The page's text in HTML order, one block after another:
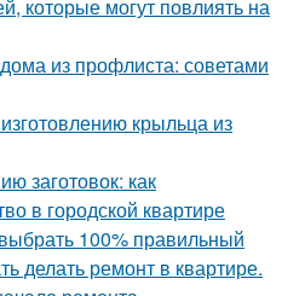
которые могут повлиять на
из профлиста: советами
крыльца из
заготовок: как
в городской квартире
100% правильный
делать ремонт в квартире.